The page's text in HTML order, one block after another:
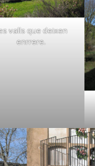
valls que deixen
enrrere.